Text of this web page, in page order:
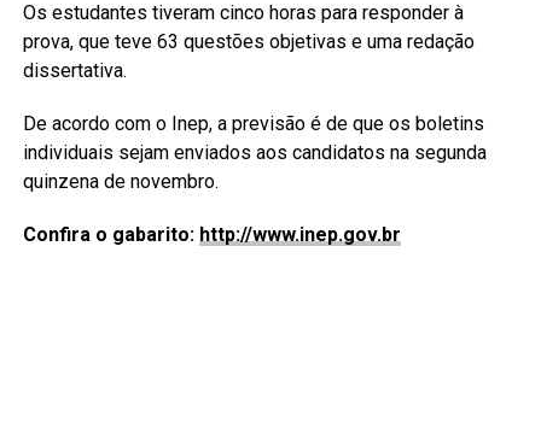
Os estudantes tiveram cinco horas para responder à
prova, que teve 63 questões objetivas e uma redação
dissertativa.
De acordo com o Inep, a previsão é de que os boletins
individuais sejam enviados aos candidatos na segunda
quinzena de novembro.
Confira o gabarito: http://www.inep.gov.br